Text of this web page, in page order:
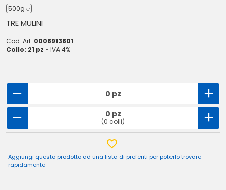
500g ℮
TRE MULINI
Cod. Art. 0008913801
Collo: 21 pz - IVA 4%
0 pz
0 pz
(0 colli)
Aggiungi questo prodotto ad una lista di preferiti per poterlo trovare
rapidamente